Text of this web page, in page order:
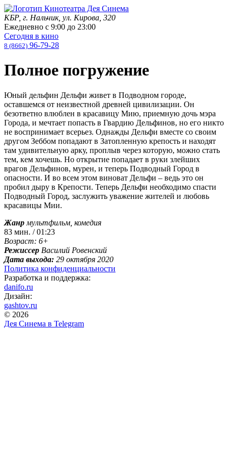
КБР, г. Нальчик, ул. Кирова, 320
Ежедневно с 9:00 до 23:00
Сегодня в кино
8 (8662) 96-79-28
Полное погружение
Юный дельфин Дельфи живет в Подводном городе,
оставшемся от неизвестной древней цивилизации. Он
безответно влюблен в красавицу Мию, приемную дочь мэра
Города, и мечтает попасть в Гвардию Дельфинов, но его никто
не воспринимает всерьез. Однажды Дельфи вместе со своим
другом Зеббом попадают в Затопленную крепость и находят
там удивительную арку, проплыв через которую, можно стать
тем, кем хочешь. Но открытие попадает в руки злейших
врагов Дельфинов, мурен, и теперь Подводный Город в
опасности. И во всем этом виноват Дельфи – ведь это он
пробил дыру в Крепости. Теперь Дельфи необходимо спасти
Подводный Город, заслужить уважение жителей и любовь
красавицы Мии.
Жанр мультфильм, комедия
83 мин. / 01:23
Возраст: 6+
Режиссер Василий Ровенский
Дата выхода: 29 октября 2020
Политика конфиденциальности
Разработка и поддержка:
danifo.ru
Дизайн:
gashtov.ru
© 2026
Дея Синема в Telegram